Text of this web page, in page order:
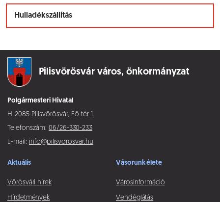
Hulladékszállítás
Pilisvörösvár város, önkormányzat
Polgármesteri Hivatal
H-2085 Pilisvörösvár, Fő tér 1.
Telefonszám: 06/26-330-233
E-mail: info@pilisvorosvar.hu
Aktuális
Vörösvári hírek
Hírdetmények
Vásorunk élete
Városinformáció
Vendéglátás